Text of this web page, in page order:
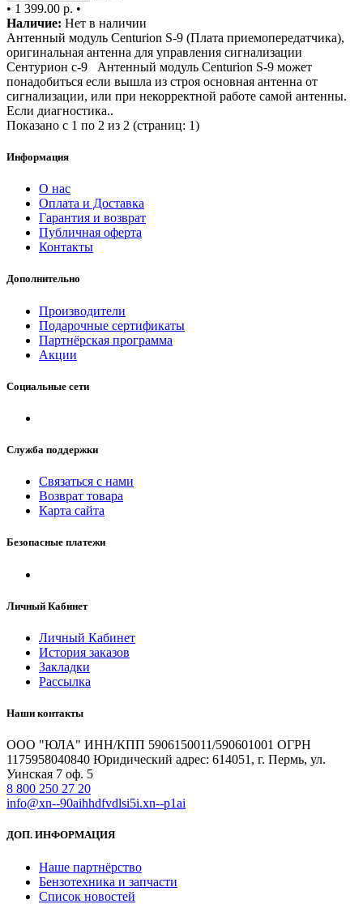
• 1 399.00 р. •
Наличие: Нет в наличии
Антенный модуль Centurion S-9 (Плата приемопередатчика),
оригинальная антенна для управления сигнализации
Сентурион с-9 Антенный модуль Centurion S-9 может
понадобиться если вышла из строя основная антенна от
сигнализации, или при некорректной работе самой антенны.
Если диагностика..
Показано с 1 по 2 из 2 (страниц: 1)
Информация
О нас
Оплата и Доставка
Гарантия и возврат
Публичная оферта
Контакты
Дополнительно
Производители
Подарочные сертификаты
Партнёрская программа
Акции
Социальные сети
Служба поддержки
Связаться с нами
Возврат товара
Карта сайта
Безопасные платежи
Личный Кабинет
Личный Кабинет
История заказов
Закладки
Рассылка
Наши контакты
ООО "ЮЛА" ИНН/КПП 5906150011/590601001 ОГРН
1175958040840 Юридический адрес: 614051, г. Пермь, ул.
Уинская 7 оф. 5
8 800 250 27 20
info@xn--90aihhdfvdlsi5i.xn--p1ai
ДОП. ИНФОРМАЦИЯ
Наше партнёрство
Бензотехника и запчасти
Список новостей